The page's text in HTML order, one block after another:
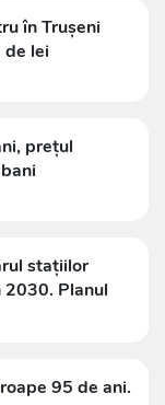
în Trușeni
de lei
prețul
stațiilor
2030. Planul
95 de ani.